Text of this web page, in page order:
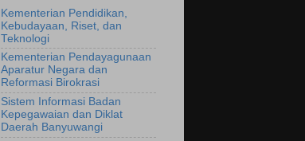
Kementerian Pendidikan,
Kebudayaan, Riset, dan
Teknologi
Kementerian Pendayagunaan
Aparatur Negara dan
Reformasi Birokrasi
Sistem Informasi Badan
Kepegawaian dan Diklat
Daerah Banyuwangi